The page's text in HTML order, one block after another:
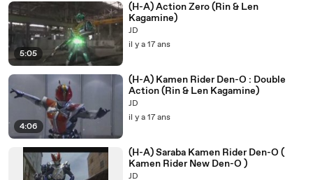
5:05
(H-A) Action Zero (Rin & Len
Kagamine)
JD
il y a 17 ans
4:06
(H-A) Kamen Rider Den-O : Double
Action (Rin & Len Kagamine)
JD
il y a 17 ans
(H-A) Saraba Kamen Rider Den-O (
Kamen Rider New Den-O )
JD